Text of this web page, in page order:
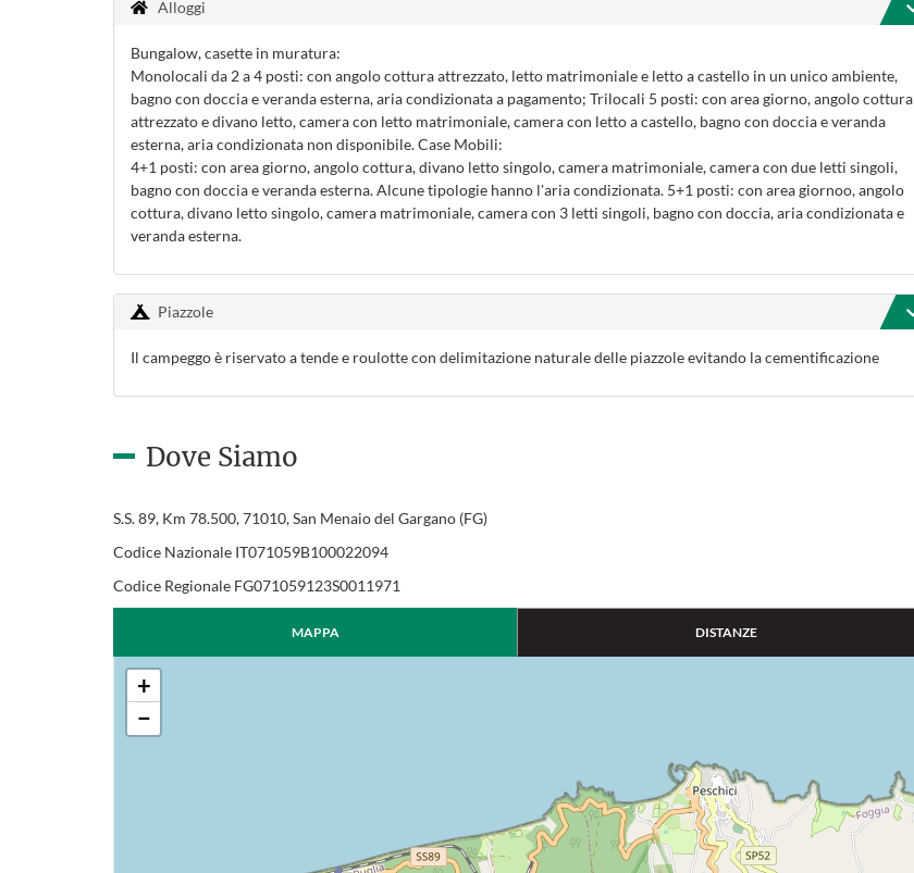
Alloggi
Bungalow, casette in muratura:
Monolocali da 2 a 4 posti: con angolo cottura attrezzato, letto matrimoniale e letto a castello in un unico ambiente,
bagno con doccia e veranda esterna, aria condizionata a pagamento; Trilocali 5 posti: con area giorno, angolo cottura
attrezzato e divano letto, camera con letto matrimoniale, camera con letto a castello, bagno con doccia e veranda
esterna, aria condizionata non disponibile. Case Mobili:
4+1 posti: con area giorno, angolo cottura, divano letto singolo, camera matrimoniale, camera con due letti singoli,
bagno con doccia e veranda esterna. Alcune tipologie hanno l'aria condizionata. 5+1 posti: con area giornoo, angolo
cottura, divano letto singolo, camera matrimoniale, camera con 3 letti singoli, bagno con doccia, aria condizionata e
veranda esterna.
Piazzole
Il campeggo è riservato a tende e roulotte con delimitazione naturale delle piazzole evitando la cementificazione
Dove Siamo
S.S. 89, Km 78.500, 71010, San Menaio del Gargano (FG)
Codice Nazionale IT071059B100022094
Codice Regionale FG071059123S0011971
MAPPA DISTANZE
+
−